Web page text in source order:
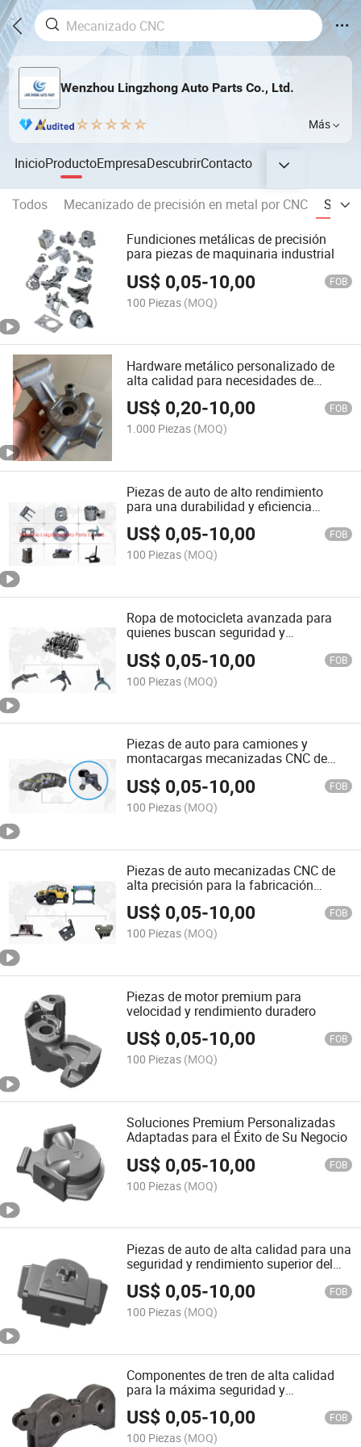
Wenzhou Lingzhong Auto Parts Co., Ltd.
Más
InicioProductoEmpresaDescubrirContacto
Todos Mecanizado de precisión en metal por CNC
Serie
Fundiciones metálicas de precisión
para piezas de maquinaria industrial
US$ 0,05-10,00 FOB
100 Piezas (MOQ)
Hardware metálico personalizado de
alta calidad para necesidades de
producción rápida
US$ 0,20-10,00 FOB
1.000 Piezas (MOQ)
Piezas de auto de alto rendimiento
para una durabilidad y eficiencia
superiores
US$ 0,05-10,00 FOB
100 Piezas (MOQ)
Ropa de motocicleta avanzada para
quienes buscan seguridad y
US$ 0,05-10,00 FOB
100 Piezas (MOQ)
Piezas de auto para camiones y
montacargas mecanizadas CNC de
alta calidad en venta
US$ 0,05-10,00 FOB
100 Piezas (MOQ)
Piezas de auto mecanizadas CNC de
alta precisión para la fabricación
global
US$ 0,05-10,00 FOB
100 Piezas (MOQ)
Piezas de motor premium para
velocidad y rendimiento duradero
US$ 0,05-10,00 FOB
100 Piezas (MOQ)
Soluciones Premium Personalizadas
Adaptadas para el Éxito de Su Negocio
US$ 0,05-10,00 FOB
100 Piezas (MOQ)
Piezas de auto de alta calidad para una
seguridad y rendimiento superior del
vehículo
US$ 0,05-10,00 FOB
100 Piezas (MOQ)
Componentes de tren de alta calidad
para la máxima seguridad y
rendimiento
US$ 0,05-10,00 FOB
100 Piezas (MOQ)